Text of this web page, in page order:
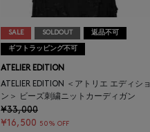
SALE SOLDOUT 返品不可
ギフトラッピング不可
ATELIER EDITION
ATELIER EDITION ＜アトリエ エディショ
ン＞ ビーズ刺繍ニットカーディガン
¥33,000
¥16,500 50% OFF